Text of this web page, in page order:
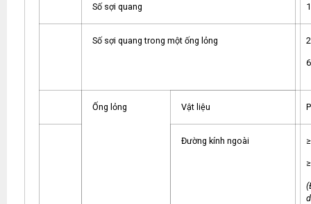
Số sợi quang
Số sợi quang trong một ống lỏng
Ống lỏng Vật liệu
Đường kính ngoài